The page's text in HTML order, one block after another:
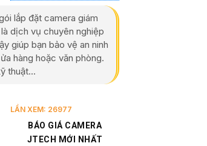
lắp đặt camera giám
dịch vụ chuyên nghiệp
giúp bạn bảo vệ an ninh
hàng hoặc văn phòng.
thuật...
LẦN XEM: 26977
BÁO GIÁ CAMERA
JTECH MỚI NHẤT